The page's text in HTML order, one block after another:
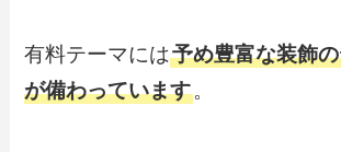
有料テーマには予め豊富な装飾
が備わっています。